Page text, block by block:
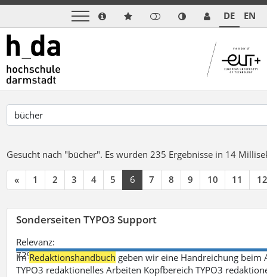
DE EN
Gesucht nach "bücher". Es wurden 235 Ergebnisse in 14
« 1 2 3 4 5 6 7 8 9 10 11 12
Sonderseiten TYPO3 Support
Relevanz:
72%
ImRedaktionshandbuch geben wir eine Handreichung beim
TYPO3 redaktionelles Arbeiten Kopfbereich TYPO3